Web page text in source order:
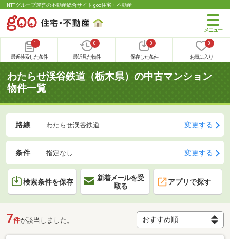
NTTグループ運営の不動産総合サイト goo住宅・不動産
1
最近検索した条件
0
最近見た物件
0
保存した条件
0
お気に入り
わたらせ渓谷鉄道（栃木県）の中古マンション
物件一覧
路線 わたらせ渓谷鉄道 変更する
条件 指定なし 変更する
検索条件を保存
新着メールを受
取る
アプリで探す
7件が該当しました。